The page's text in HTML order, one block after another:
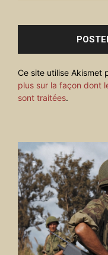
Ce site utilise Akismet
plus sur la façon dont
sont traitées.